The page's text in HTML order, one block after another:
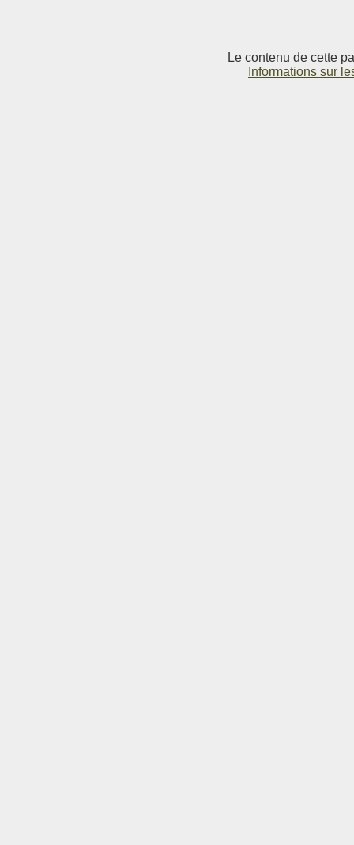
Le contenu de cette
Informations sur